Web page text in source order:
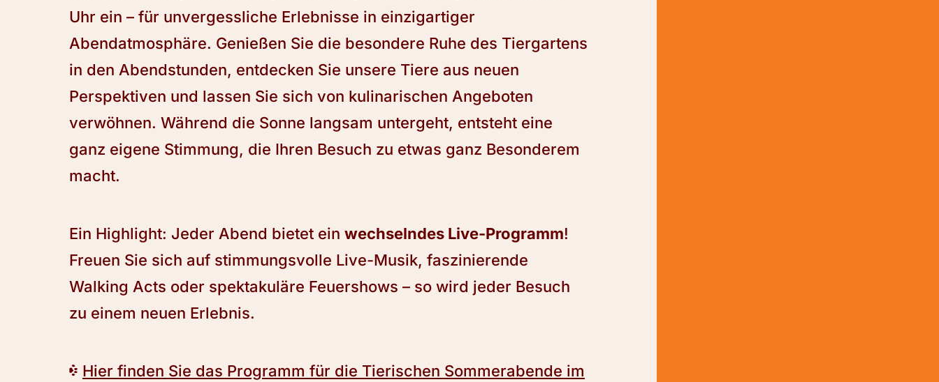
Uhr ein – für unvergessliche Erlebnisse in einzigartiger
Abendatmosphäre. Genießen Sie die besondere Ruhe des Tiergartens
in den Abendstunden, entdecken Sie unsere Tiere aus neuen
Perspektiven und lassen Sie sich von kulinarischen Angeboten
verwöhnen. Während die Sonne langsam untergeht, entsteht eine
ganz eigene Stimmung, die Ihren Besuch zu etwas ganz Besonderem
macht.
Ein Highlight: Jeder Abend bietet ein wechselndes Live-Programm!
Freuen Sie sich auf stimmungsvolle Live-Musik, faszinierende
Walking Acts oder spektakuläre Feuershows – so wird jeder Besuch
zu einem neuen Erlebnis.
Hier finden Sie das Programm für die Tierischen Sommerabende im